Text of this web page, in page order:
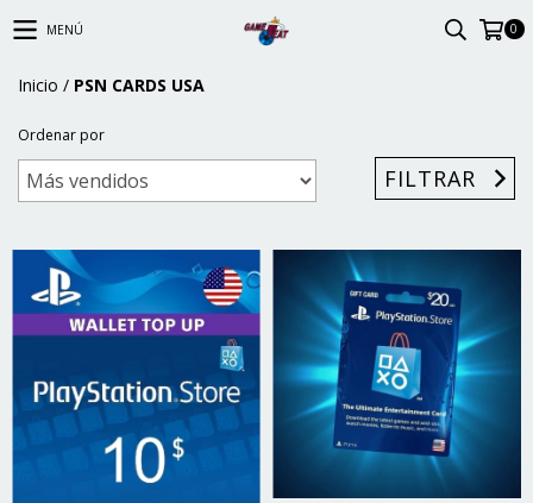
MENÚ 0
Inicio / PSN CARDS USA
Ordenar por
FILTRAR